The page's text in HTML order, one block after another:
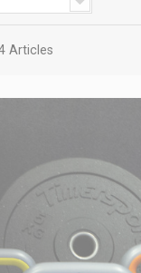
Articles